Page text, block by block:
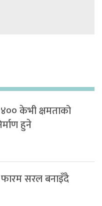
केभी क्षमताको
हुने
सरल बनाइँदै